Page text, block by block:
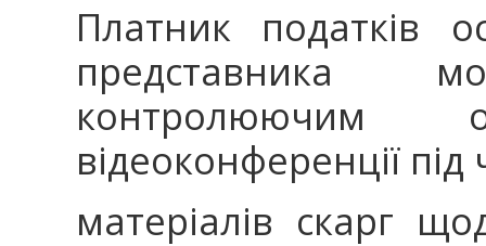
Платник податків
представника
відеоконференції під
матеріалів скарг